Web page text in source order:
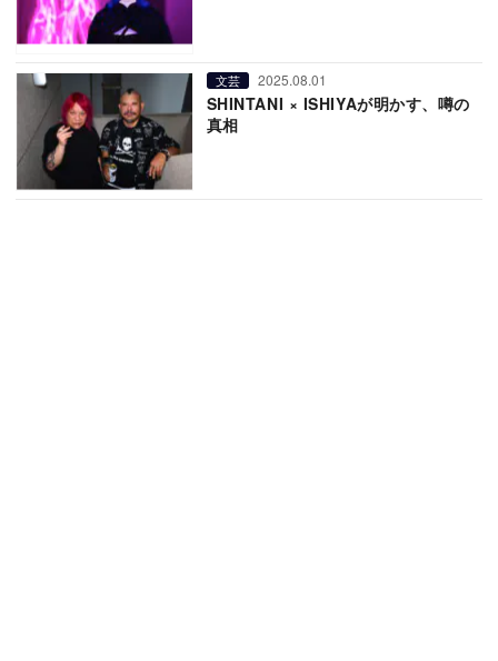
文芸 2025.08.01
SHINTANI × ISHIYAが明かす、噂の
真相